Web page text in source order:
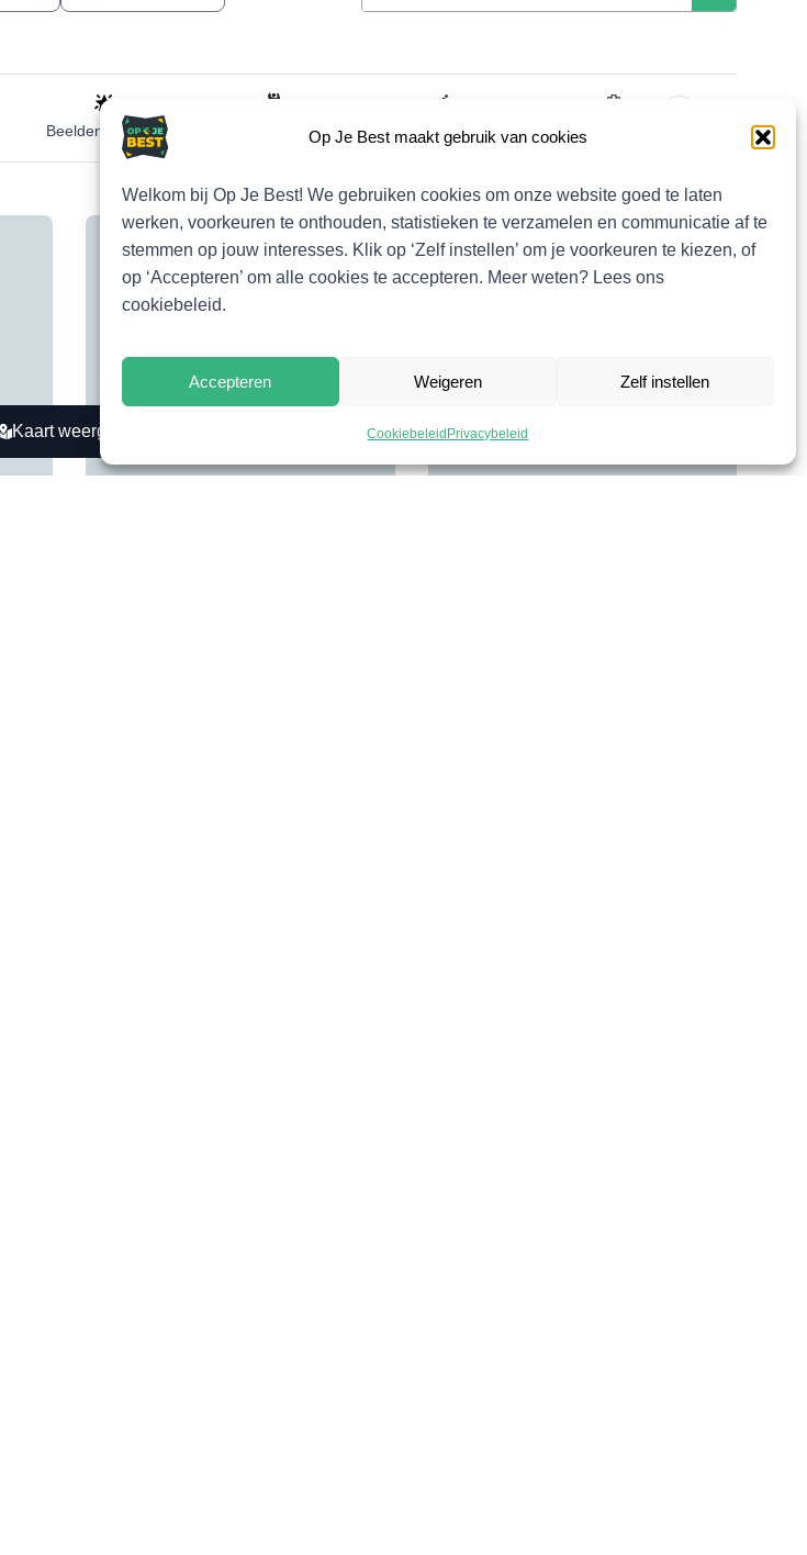
Op Je Best maakt gebruik van cookies
Welkom bij Op Je Best! We gebruiken cookies om onze website goed te laten
werken, voorkeuren te onthouden, statistieken te verzamelen en communicatie af te
stemmen op jouw interesses. Klik op ‘Zelf instellen’ om je voorkeuren te kiezen, of
op ‘Accepteren’ om alle cookies te accepteren. Meer weten? Lees ons
cookiebeleid.
Accepteren Weigeren Zelf instellen
Cookiebeleid Privacybeleid
Beeldende kunst Fietsen
Kaart weergeven